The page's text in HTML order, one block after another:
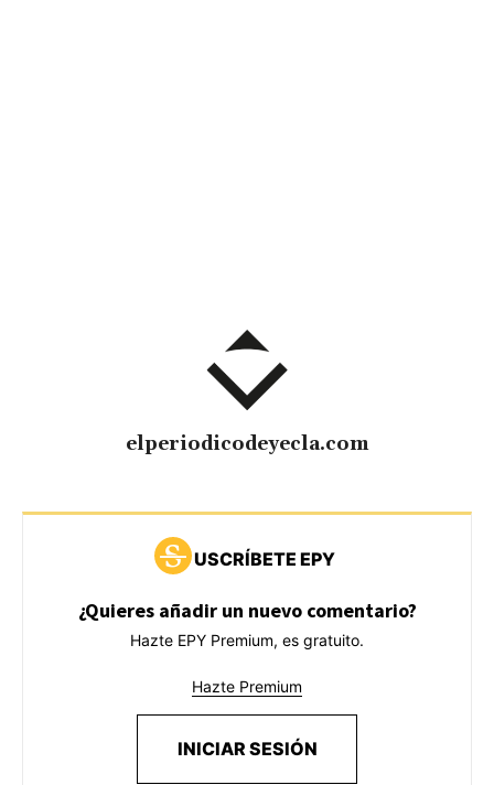
elperiodicodeyecla.com
USCRÍBETE EPY
¿Quieres añadir un nuevo comentario?
Hazte EPY Premium, es gratuito.
Hazte Premium
INICIAR SESIÓN